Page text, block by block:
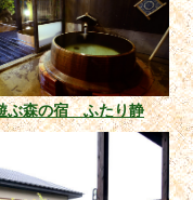
ぶ森の宿 ふたり静